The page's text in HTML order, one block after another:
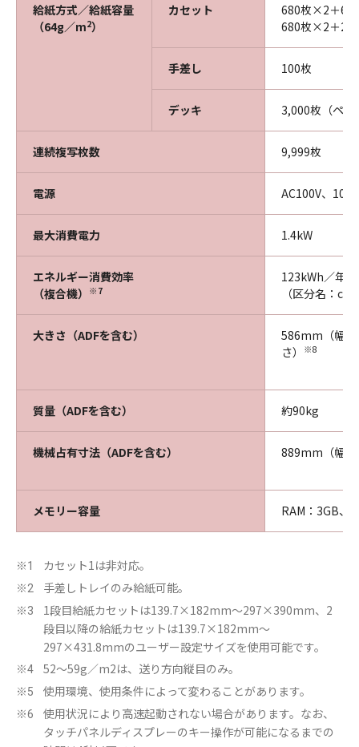
給紙方式／給紙容量
（64g／m2）
カセット
680枚×2＋
680枚×2＋
手差し 100枚
デッキ 3,000枚（ペ
連続複写枚数 9,999枚
電源 AC100V、
最大消費電力 1.4kW
エネルギー消費効率
（複合機）
※7
123kWh／年
（区分名：c）
大きさ（ADFを含む）
586mm（幅
さ）
※8
質量（ADFを含む） 約90kg
機械占有寸法（ADFを含む） 889mm（幅
メモリー容量 RAM：3GB、
※1 カセット1は非対応。
※2 手差しトレイのみ給紙可能。
※3
1段目給紙カセットは139.7×182mm～297×390mm、2
段目以降の給紙カセットは139.7×182mm～
297×431.8mmのユーザー設定サイズを使用可能です。
※4 52～59g／m2は、送り方向縦目のみ。
※5 使用環境、使用条件によって変わることがあります。
※6
使用状況により高速起動されない場合があります。なお、
タッチパネルディスプレーのキー操作が可能になるまでの